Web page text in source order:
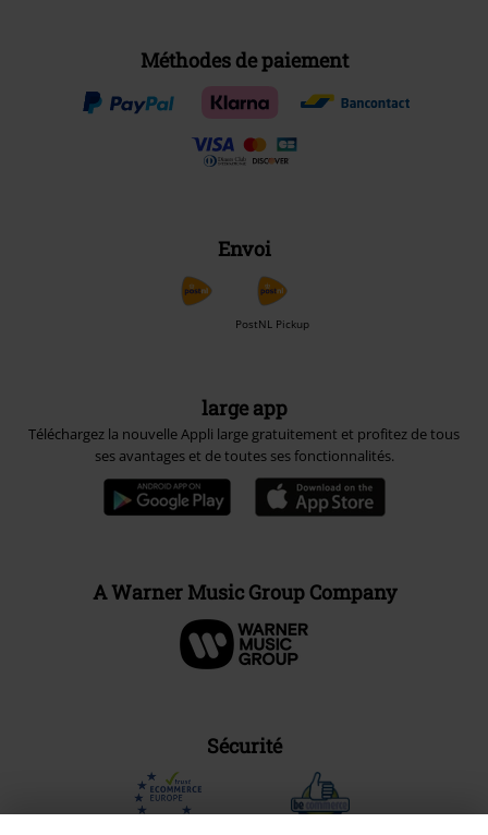
Méthodes de paiement
Envoi
PostNL Pickup
large app
Téléchargez la nouvelle Appli large gratuitement et profitez de tous
ses avantages et de toutes ses fonctionnalités.
A Warner Music Group Company
Sécurité